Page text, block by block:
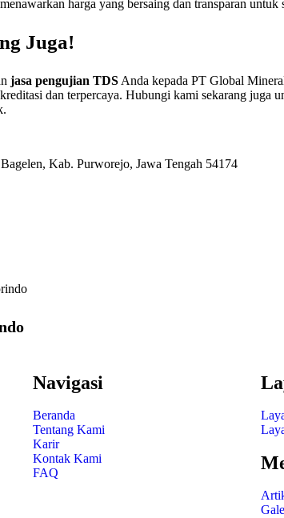
harga yang bersaing dan transparan untuk
Juga!
jasa pengujian TDS Anda kepada PT Global
dan terpercaya. Hubungi kami sekarang juga
Kab. Purworejo, Jawa Tengah 54174
Navigasi
Beranda
Tentang Kami
Karir
Kontak Kami
FAQ